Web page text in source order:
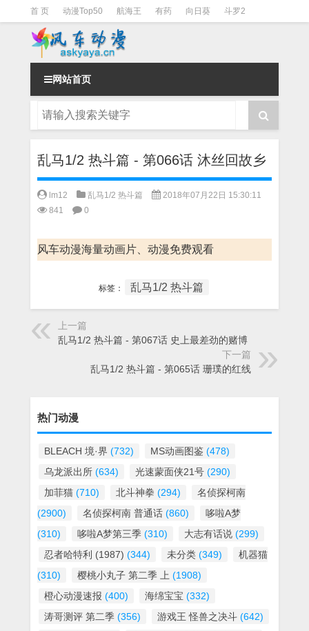
首 页 动漫Top50 航海王 有药 向日葵 斗罗2
斗罗3 火影 一拳超人
网站首页
乱马1/2 热斗篇 - 第066话 沐丝回故乡
lm12 乱马1/2 热斗篇
2018年07月22日 15:30:11
841
0
风车动漫海量动画片、动漫免费观看
标签： 乱马1/2 热斗篇
上一篇
乱马1/2 热斗篇 - 第067话 史上最差劲的赌博
下一篇
乱马1/2 热斗篇 - 第065话 珊璞的红线
热门动漫
BLEACH 境·界 (732) MS动画图鉴 (478)
乌龙派出所 (634) 光速蒙面侠21号 (290)
加菲猫 (710) 北斗神拳 (294)
名侦探柯南
(2900)
名侦探柯南 普通话 (860)
哆啦A梦
(310)
哆啦A梦第三季 (310) 大志有话说 (299)
忍者哈特利 (1987) (344) 未分类 (349)
机器猫
(310)
樱桃小丸子 第二季 上 (1908)
橙心动漫速报 (400) 海绵宝宝 (332)
涛哥测评 第二季 (356) 游戏王 怪兽之决斗 (642)